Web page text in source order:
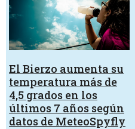
El Bierzo aumenta su
temperatura más de
4,5 grados en los
últimos 7 años según
datos de MeteoSpyfly